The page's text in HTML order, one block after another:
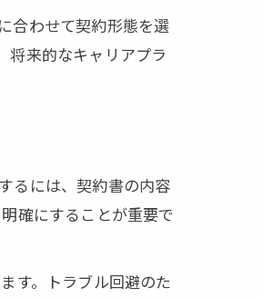
合わせて契約形態を選
将来的なキャリアプラ
るには、契約書の内容
確にすることが重要で
す。トラブル回避のた